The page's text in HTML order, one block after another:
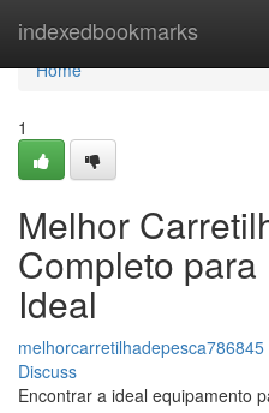
indexedbookmarks
Home
Home
1
Melhor
Completo
Ideal
melhorcarretilhadepesca786845
Discuss
Encontrar a ideal equipamento